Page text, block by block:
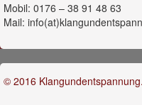
Mobil: 0176 – 38 91 48 63
Mail:
© 2016